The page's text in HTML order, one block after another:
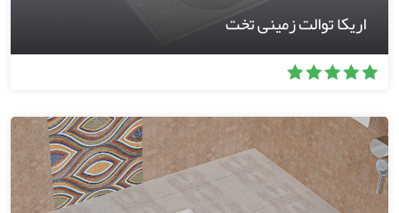
اریکا توالت زمینی تخت